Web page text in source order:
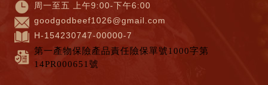
周一至五 上午9:00-下午6:00
goodgodbeef1026@gmail.com
H-154230747-00000-7
第一產物保險產品責任險保單號1000字第
14PR000651號